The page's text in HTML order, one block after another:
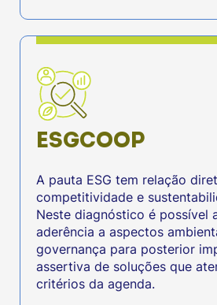
ESGCOOP
A pauta ESG tem relação
competitividade e
Neste diagnóstico é possível
aderência a aspectos
governança para posterior
assertiva de soluções que
critérios da agenda.